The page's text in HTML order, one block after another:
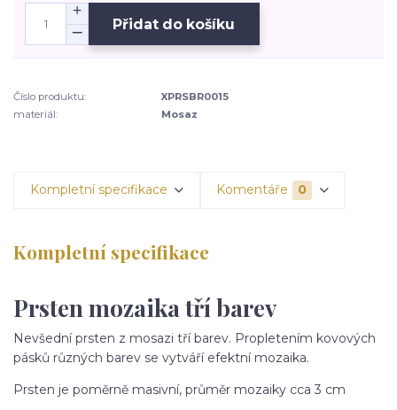
Přidat do košíku
Číslo produktu:
XPRSBR0015
materiál:
Mosaz
Kompletní specifikace Komentáře 0
Kompletní specifikace
Prsten mozaika tří barev
Nevšední prsten z mosazi tří barev. Propletením kovových
pásků různých barev se vytváří efektní mozaika.
Prsten je poměrně masivní, průměr mozaiky cca 3 cm